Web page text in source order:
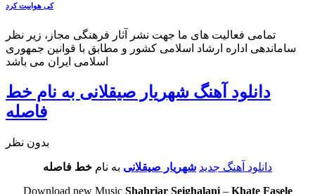
کی هواییت کرد
تمامی فعالیت های ما جهت نشر آثار فرهنگی مجاز، زیر نظر
ساماندهی اداره ارشاد اسلامی کشور و مطابق با قوانین جمهوری
اسلامی ایران می باشد
دانلود آهنگ شهریار صیقلانی به نام خط
فاصله
بدون نظر
دانلود آهنگ جدید شهریار صیقلانی به نام خط فاصله
Download new Music Shahriar Seighalani– Khate Fasele